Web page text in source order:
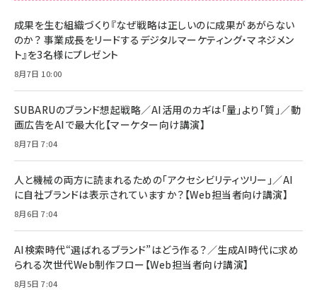
成果を生む組織づくり『なぜ戦略は正しいのに成果があがらない
のか？ 事業成長をリードするデジタルマーケティング・マネジメン
ト』を3名様にプレゼント
8月7日 10:00
SUBARUのブランド想起戦略／AI活用のカギは「量」より「質」／動
画広告をAIで最大化【マーケター向け講演】
8月7日 7:04
人と機械の両方に読まれるための「アクセシビリティツリー」／AI
に自社ブランドは表示されていますか？【Web担当者向け講演】
8月6日 7:04
AI検索時代“選ばれるブランド”はどう作る？／生成AI時代に求め
られる次世代Web制作フロー【Web担当者向け講演】
8月5日 7:04